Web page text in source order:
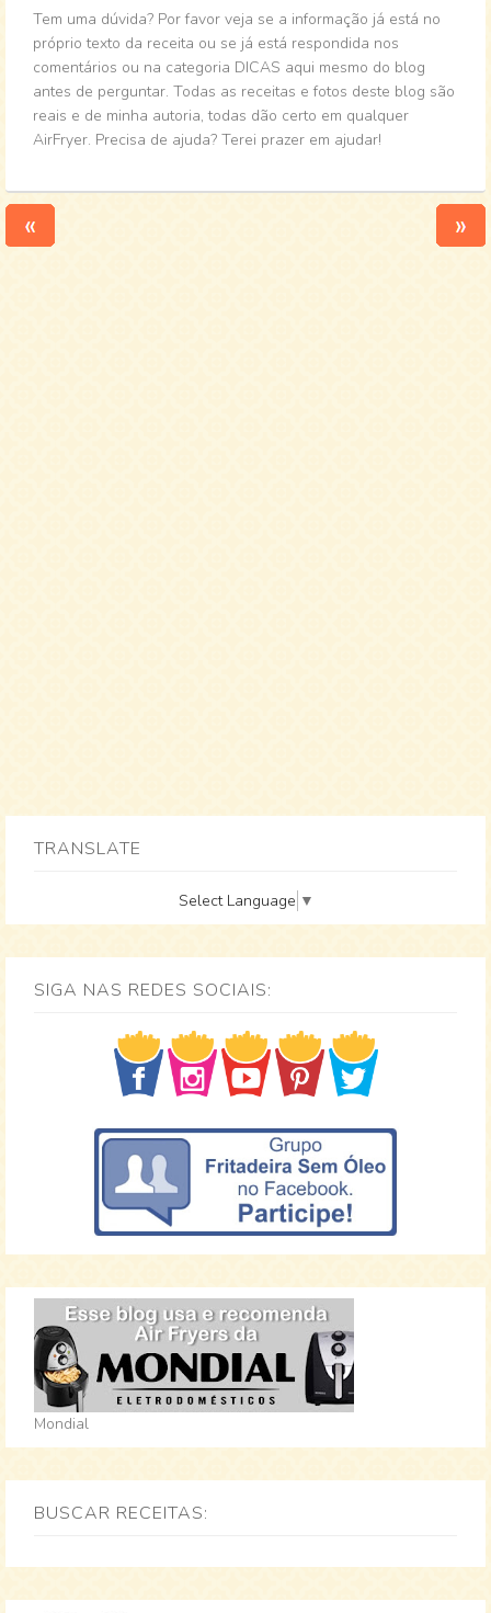
Tem uma dúvida? Por favor veja se a informação já está no
próprio texto da receita ou se já está respondida nos
comentários ou na categoria DICAS aqui mesmo do blog
antes de perguntar. Todas as receitas e fotos deste blog são
reais e de minha autoria, todas dão certo em qualquer
AirFryer. Precisa de ajuda? Terei prazer em ajudar!
TRANSLATE
Select Language ▼
SIGA NAS REDES SOCIAIS:
Mondial
BUSCAR RECEITAS: